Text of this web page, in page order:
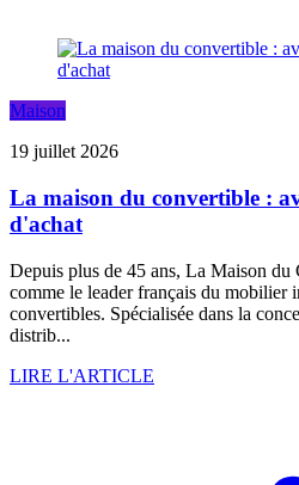
Maison
19 juillet 2026
La maison du convertible :
d'achat
Depuis plus de 45 ans, La Maison du
comme le leader français du mobilier
convertibles. Spécialisée dans la
distrib...
LIRE L'ARTICLE